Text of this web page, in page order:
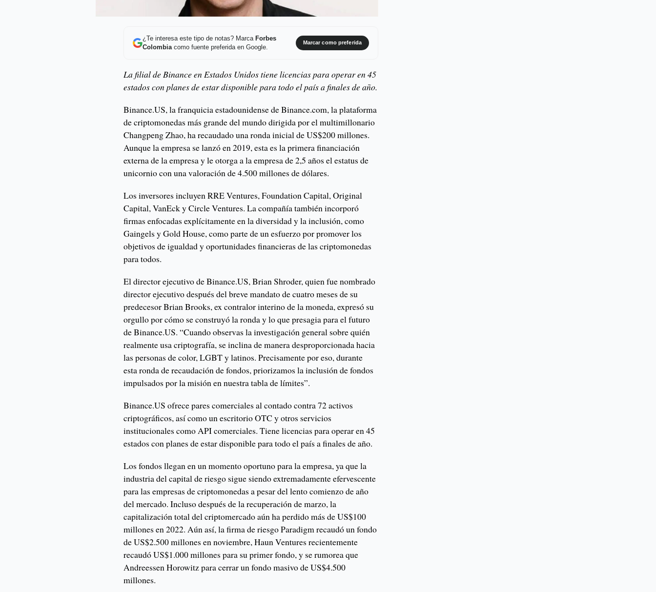
¿Te interesa este tipo de notas? Marca Forbes
Colombiacomo fuente preferida en Google.
Marcar como preferida
La filial de Binance en Estados Unidos tiene licencias para operar en 45
estados con planes de estar disponible para todo el país a finales de año.
Binance.US, la franquicia estadounidense de Binance.com, la plataforma
de criptomonedas más grande del mundo dirigida por el multimillonario
Changpeng Zhao, ha recaudado una ronda inicial de US$200 millones.
Aunque la empresa se lanzó en 2019, esta es la primera financiación
externa de la empresa y le otorga a la empresa de 2,5 años el estatus de
unicornio con una valoración de 4.500 millones de dólares.
Los inversores incluyen RRE Ventures, Foundation Capital, Original
Capital, VanEck y Circle Ventures. La compañía también incorporó
firmas enfocadas explícitamente en la diversidad y la inclusión, como
Gaingels y Gold House, como parte de un esfuerzo por promover los
objetivos de igualdad y oportunidades financieras de las criptomonedas
para todos.
El director ejecutivo de Binance.US, Brian Shroder, quien fue nombrado
director ejecutivo después del breve mandato de cuatro meses de su
predecesor Brian Brooks, ex contralor interino de la moneda, expresó su
orgullo por cómo se construyó la ronda y lo que presagia para el futuro
de Binance.US. “Cuando observas la investigación general sobre quién
realmente usa criptografía, se inclina de manera desproporcionada hacia
las personas de color, LGBT y latinos. Precisamente por eso, durante
esta ronda de recaudación de fondos, priorizamos la inclusión de fondos
impulsados por la misión en nuestra tabla de límites”.
Binance.US ofrece pares comerciales al contado contra 72 activos
criptográficos, así como un escritorio OTC y otros servicios
institucionales como API comerciales. Tiene licencias para operar en 45
estados con planes de estar disponible para todo el país a finales de año.
Los fondos llegan en un momento oportuno para la empresa, ya que la
industria del capital de riesgo sigue siendo extremadamente efervescente
para las empresas de criptomonedas a pesar del lento comienzo de año
del mercado. Incluso después de la recuperación de marzo, la
capitalización total del criptomercado aún ha perdido más de US$100
millones en 2022. Aún así, la firma de riesgo Paradigm recaudó un fondo
de US$2.500 millones en noviembre, Haun Ventures recientemente
recaudó US$1.000 millones para su primer fondo, y se rumorea que
Andreessen Horowitz para cerrar un fondo masivo de US$4.500
millones.